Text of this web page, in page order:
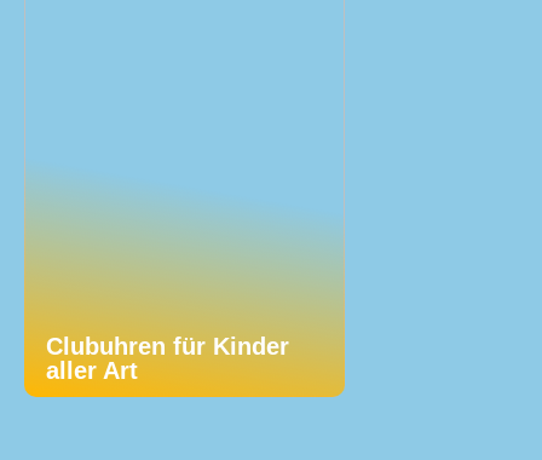
Clubuhren für Kinder
aller Art